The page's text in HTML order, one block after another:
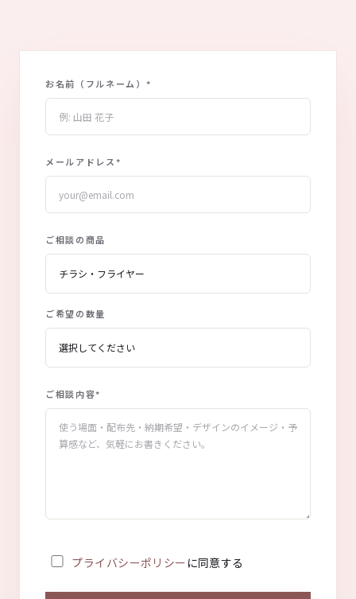
お名前（フルネーム） *
メールアドレス*
ご相談の商品
ご希望の数量
ご相談内容*
プライバシーポリシー に同意する